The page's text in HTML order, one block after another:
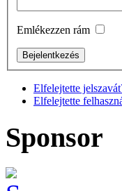
Emlékezzen rám
Elfelejtette
Elfelejtette
Sponsor